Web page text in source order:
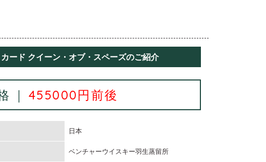
ード クイーン・オブ・スペーズのご紹介
｜ 455000円前後
日本
ベンチャーウイスキー羽生蒸留所